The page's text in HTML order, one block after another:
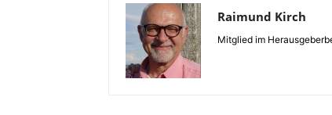
Raimund Kirch
Mitglied im